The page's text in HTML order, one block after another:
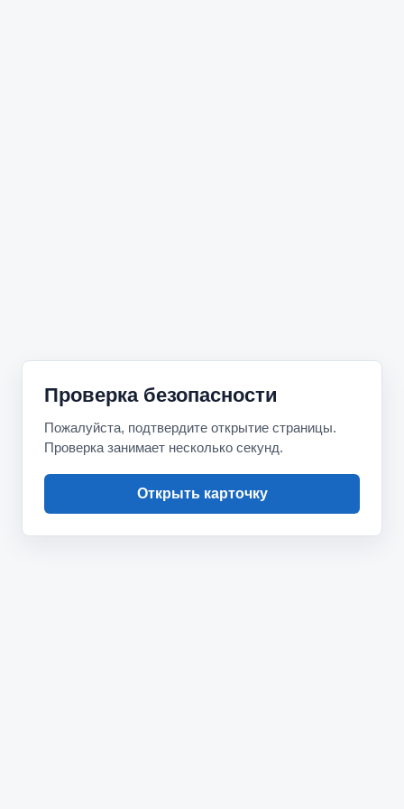
Проверка безопасности
Пожалуйста, подтвердите открытие страницы.
Проверка занимает несколько секунд.
Открыть карточку